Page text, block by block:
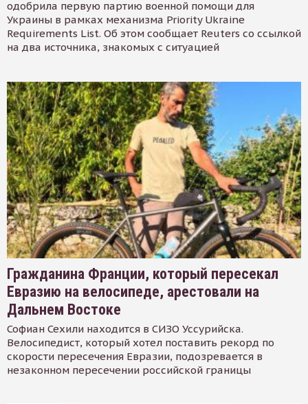
одобрила первую партию военной помощи для
Украины в рамках механизма Priority Ukraine
Requirements List. Об этом сообщает Reuters со ссылкой
на два источника, знакомых с ситуацией
Гражданина Франции, который пересекал
Евразию на велосипеде, арестовали на
Дальнем Востоке
Софиан Сехили находится в СИЗО Уссурийска.
Велосипедист, который хотел поставить рекорд по
скорости пересечения Евразии, подозревается в
незаконном пересечении российской границы